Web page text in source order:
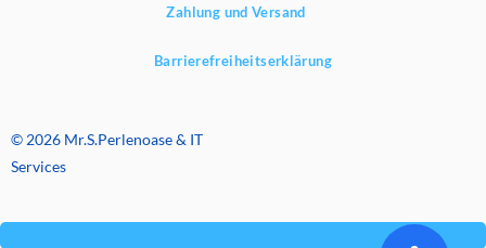
Zahlung und Versand
Barrierefreiheitserklärung
© 2026 Mr.S.Perlenoase & IT
Services